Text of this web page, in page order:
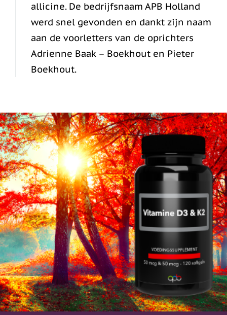
allicine. De bedrijfsnaam APB Holland
werd snel gevonden en dankt zijn naam
aan de voorletters van de oprichters
Adrienne Baak – Boekhout en Pieter
Boekhout.